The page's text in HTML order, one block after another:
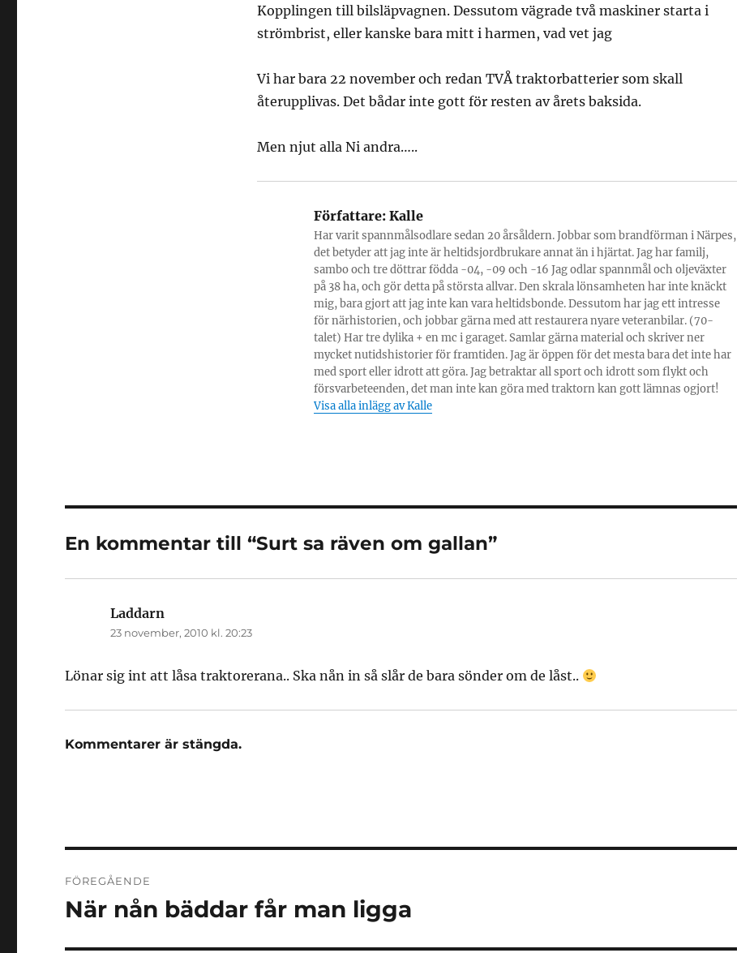
Kopplingen till bilsläpvagnen. Dessutom vägrade två maskiner starta i
strömbrist, eller kanske bara mitt i harmen, vad vet jag
Vi har bara 22 november och redan TVÅ traktorbatterier som skall
återupplivas. Det bådar inte gott för resten av årets baksida.
Men njut alla Ni andra…..
Författare:Kalle
Har varit spannmålsodlare sedan 20 årsåldern. Jobbar som brandförman i Närpes,
det betyder att jag inte är heltidsjordbrukare annat än i hjärtat. Jag har familj,
sambo och tre döttrar födda -04, -09 och -16 Jag odlar spannmål och oljeväxter
på 38 ha, och gör detta på största allvar. Den skrala lönsamheten har inte knäckt
mig, bara gjort att jag inte kan vara heltidsbonde. Dessutom har jag ett intresse
för närhistorien, och jobbar gärna med att restaurera nyare veteranbilar. (70-
talet) Har tre dylika + en mc i garaget. Samlar gärna material och skriver ner
mycket nutidshistorier för framtiden. Jag är öppen för det mesta bara det inte har
med sport eller idrott att göra. Jag betraktar all sport och idrott som flykt och
försvarbeteenden, det man inte kan göra med traktorn kan gott lämnas ogjort!
Visa alla inlägg av Kalle
En kommentar till “Surt sa räven om gallan”
Laddarn
23 november, 2010 kl. 20:23
Lönar sig int att låsa traktorerana.. Ska nån in så slår de bara sönder om de låst..
Kommentarer är stängda.
FÖREGÅENDE
Föregående
När nån bäddar får man ligga